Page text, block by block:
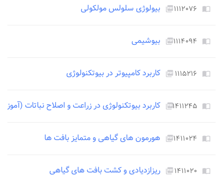
import_contacts ۱۱۱۲۰۷۶picture_as_pdf بیولوژی سلولس مولکولی
import_contacts ۱۱۱۴۰۹۴picture_as_pdf بیوشیمی
import_contacts ۱۱۱۵۲۱۶ picture_as_pdf کاربرد کامپیوتر در بیوتکنولوژی
import_contacts ۱۴۱۱۲۴۵picture_as_pdf کاربرد بیوتکنولوژی در زراعت و اصلاح نباتات
import_contacts ۱۴۱۱۰۲۴picture_as_pdf هورمون های گیاهی و متمایز بافت ها
import_contacts ۱۴۱۱۰۲۰picture_as_pdf ریزازدیادی و کشت بافت های گیاهی